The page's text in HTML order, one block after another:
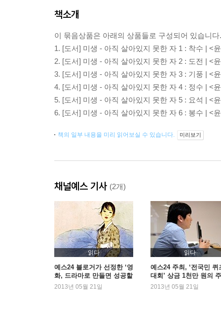
책소개
이 묶음상품은 아래의 상품들로 구성되어 있습니다.
1. [도서] 미생 - 아직 살아있지 못한 자 1 : 착수 | <
2. [도서] 미생 - 아직 살아있지 못한 자 2 : 도전 | <
3. [도서] 미생 - 아직 살아있지 못한 자 3 : 기풍 | <
4. [도서] 미생 - 아직 살아있지 못한 자 4 : 정수 | <
5. [도서] 미생 - 아직 살아있지 못한 자 5 : 요석 | <
6. [도서] 미생 - 아직 살아있지 못한 자 6 : 봉수 | <
책의 일부 내용을 미리 읽어보실 수 있습니다. 미리보기
채널예스 기사 (2개)
읽다
예스24 블로거가 선정한 ‘영
화, 드라마로 만들면 성공할
것 같은 작품’
2013년 05월 21일
읽다
예스24 주최, ‘전국민 퀴
대회’ 상금 1천만 원의
공은?
2013년 05월 21일